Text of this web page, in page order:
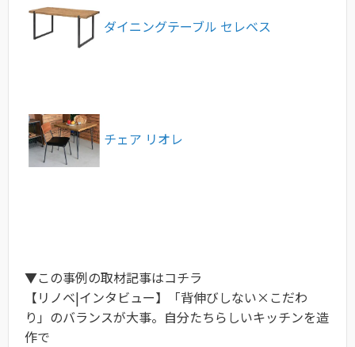
ダイニングテーブル セレベス
チェア リオレ
▼この事例の取材記事はコチラ
【リノベ|インタビュー】「背伸びしない×こだわ
り」のバランスが大事。自分たちらしいキッチンを造
作で